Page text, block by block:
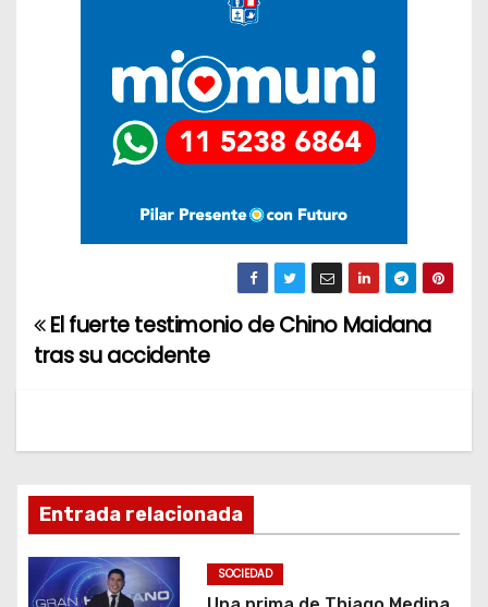
N
g
a
El fuerte testimonio de Chino Maidana
tras su accidente
Entrada relacionada
SOCIEDAD